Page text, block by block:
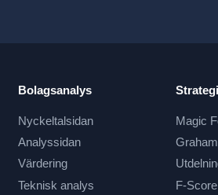
Bolagsanalys
Nyckeltalsidan
Analyssidan
Värdering
Teknisk analys
Magic
Graham
F-Score